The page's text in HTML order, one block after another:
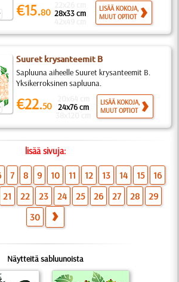
€15.80 28x33 cm
LISÄÄ KOKOJA,
MUUT OPTIOT
Suuret krysanteemit B
Sapluuna aiheelle Suuret krysanteemit B.
Yksikerroksinen sapluuna.
€22.50 24x76 cm
LISÄÄ KOKOJA,
MUUT OPTIOT
lisää sivuja:
7 8 9 10 11 12 13 14 15
16
21 22 23 24 25 26 27 28
29
30
Näytteitä sabluunoista